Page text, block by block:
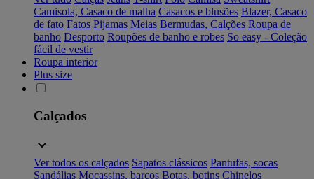
Camisola, Casaco de malha Casacos e blusões Blazer, Casaco
de fato Fatos Pijamas Meias Bermudas, Calções Roupa de
banho Desporto Roupões de banho e robes So easy - Coleção
fácil de vestir
Roupa interior
Plus size
Calçados
Ver todos os calçados Sapatos clássicos Pantufas, socas
Sandálias Mocassins, barcos Botas, botins Chinelos